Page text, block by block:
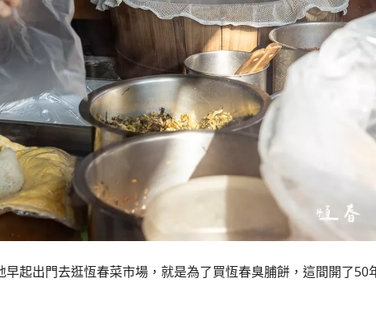
起出門去逛恆春菜市場，就是為了買恆春臭脯餅，這間開了50